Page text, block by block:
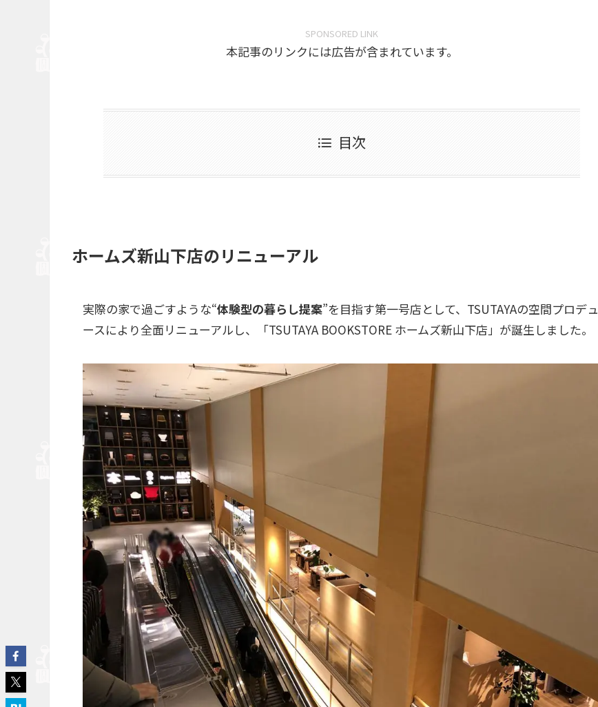
SPONSORED LINK
本記事のリンクには広告が含まれています。
目次
ホームズ新山下店のリニューアル
実際の家で過ごすような“体験型の暮らし提案”を目指す第一号店として、TSUTAYAの空間プロデュ
ースにより全面リニューアルし、「TSUTAYA BOOKSTORE ホームズ新山下店」が誕生しました。